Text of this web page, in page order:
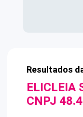
Resultados
ELICLEIA
CNPJ